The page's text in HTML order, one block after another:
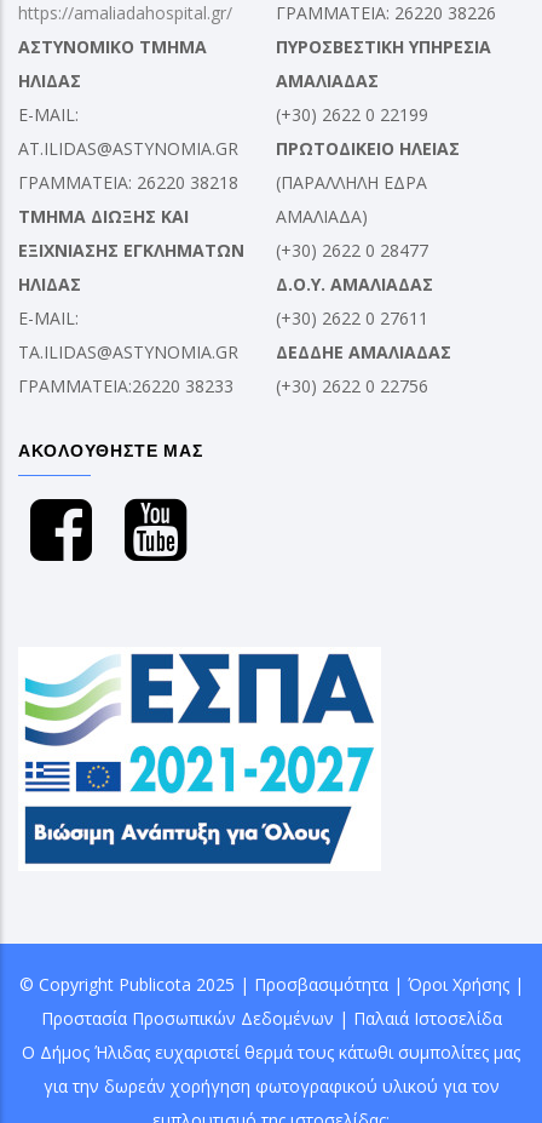
https://amaliadahospital.gr/
ΑΣΤΥΝΟΜΙΚΟ ΤΜΗΜΑ
ΗΛΙΔΑΣ
E-MAIL:
AT.ILIDAS@ASTYNOMIA.GR
ΓΡΑΜΜΑΤΕΙΑ: 26220 38218
ΤΜΗΜΑ ΔΙΩΞΗΣ ΚΑΙ
ΕΞΙΧΝΙΑΣΗΣ ΕΓΚΛΗΜΑΤΩΝ
ΗΛΙΔΑΣ
E-MAIL:
TA.ILIDAS@ASTYNOMIA.GR
ΓΡΑΜΜΑΤΕΙΑ:26220 38233
ΓΡΑΜΜΑΤΕΙΑ: 26220 38226
ΠΥΡΟΣΒΕΣΤΙΚΗ ΥΠΗΡΕΣΙΑ
ΑΜΑΛΙΑΔΑΣ
(+30) 2622 0 22199
ΠΡΩΤΟΔΙΚΕΙΟ ΗΛΕΙΑΣ
(ΠΑΡΑΛΛΗΛΗ ΕΔΡΑ
ΑΜΑΛΙΑΔΑ)
(+30) 2622 0 28477
Δ.Ο.Υ. ΑΜΑΛΙΑΔΑΣ
(+30) 2622 0 27611
ΔΕΔΔΗΕ ΑΜΑΛΙΑΔΑΣ
(+30) 2622 0 22756
ΑΚΟΛΟΥΘΗΣΤΕ ΜΑΣ
© Copyright Publicota 2025 | Προσβασιμότητα| Όροι Χρήσης|
Προστασία Προσωπικών Δεδομένων | Παλαιά Ιστοσελίδα
Ο Δήμος Ήλιδας ευχαριστεί θερμά τους κάτωθι συμπολίτες μας
για την δωρεάν χορήγηση φωτογραφικού υλικού για τον